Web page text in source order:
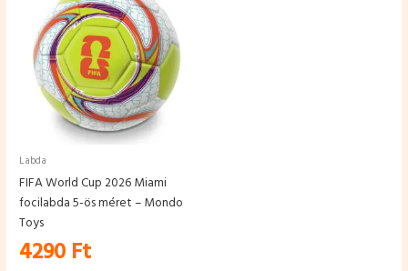
Labda
FIFA World Cup 2026 Miami
focilabda 5-ös méret – Mondo
Toys
4290 Ft